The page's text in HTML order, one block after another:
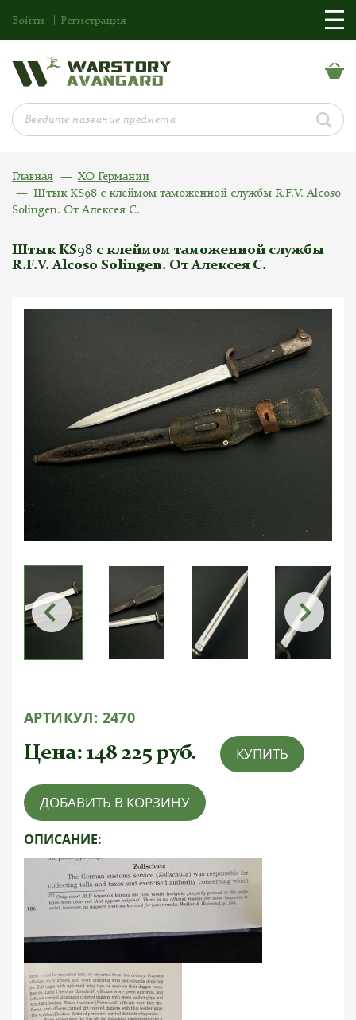
Войти Регистрация
Главная
ХО Германии
Штык KS98 с клеймом таможенной службы R.F.V. Alcoso
Solingen. От Алексея С.
Штык KS98 с клеймом таможенной службы
R.F.V. Alcoso Solingen. От Алексея С.
АРТИКУЛ: 2470
Цена: 148 225 руб. КУПИТЬ
ДОБАВИТЬ В КОРЗИНУ
ОПИСАНИЕ: